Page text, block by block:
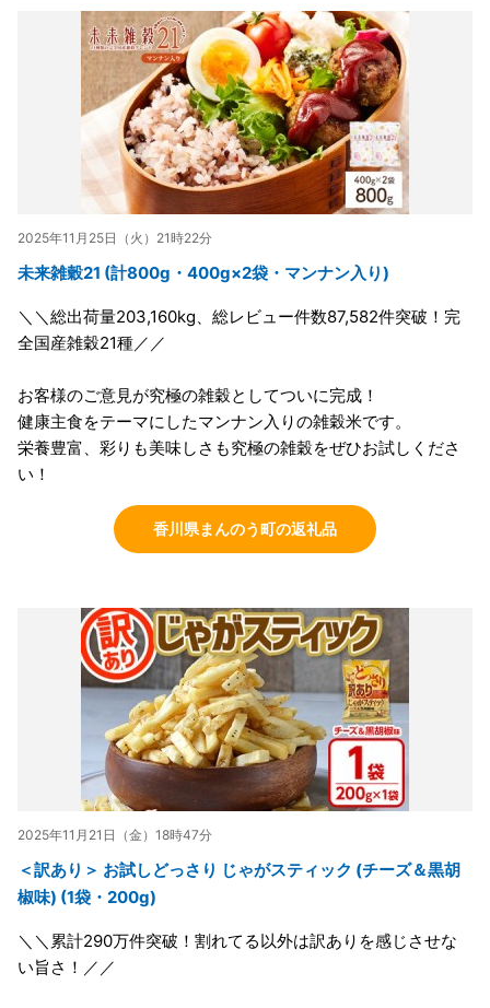
2025年11月25日（火）21時22分
未来雑穀21 (計800g・400g×2袋・マンナン入り)
＼＼総出荷量203,160kg、総レビュー件数87,582件突破！完
全国産雑穀21種／／
お客様のご意見が究極の雑穀としてついに完成！
健康主食をテーマにしたマンナン入りの雑穀米です。
栄養豊富、彩りも美味しさも究極の雑穀をぜひお試しくださ
い！
香川県まんのう町の返礼品
2025年11月21日（金）18時47分
＜訳あり＞ お試しどっさり じゃがスティック (チーズ＆黒胡
椒味) (1袋・200g)
＼＼累計290万件突破！割れてる以外は訳ありを感じさせな
い旨さ！／／